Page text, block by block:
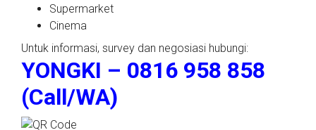
Supermarket
Cinema
Untuk informasi, survey dan negosiasi hubungi:
YONGKI – 0816 958 858
(Call/WA)